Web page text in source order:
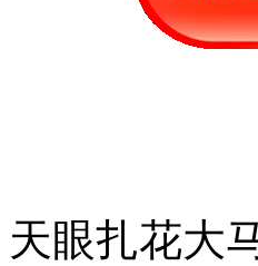
天眼扎花大